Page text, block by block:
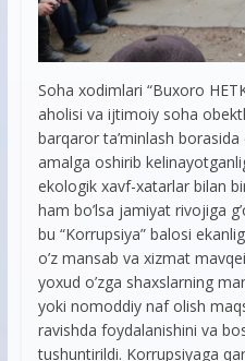
Soha xodimlari “Buxoro
aholisi va ijtimoiy soha
barqaror ta’minlash
amalga oshirib
ekologik xavf-xatarlar bilan
ham bo’lsa jamiyat rivojiga
bu “Korrupsiya” balosi
o’z mansab va xizmat
yoxud o’zga shaxslarning
yoki nomoddiy naf olish
ravishda foydalanishini va
tushuntirildi. Korrupsiyaga